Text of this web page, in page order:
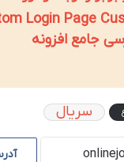
جامع افزونه
سریال